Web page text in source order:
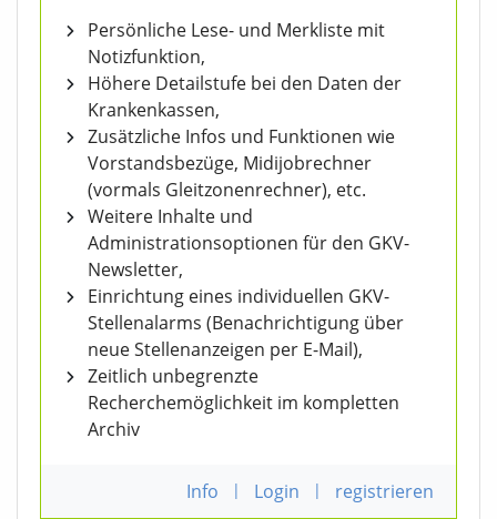
Persönliche Lese- und Merkliste mit
Notizfunktion,
Höhere Detailstufe bei den Daten der
Krankenkassen,
Zusätzliche Infos und Funktionen wie
Vorstandsbezüge, Midijobrechner
(vormals Gleitzonenrechner), etc.
Weitere Inhalte und
Administrationsoptionen für den GKV-
Newsletter,
Einrichtung eines individuellen GKV-
Stellenalarms (Benachrichtigung über
neue Stellenanzeigen per E-Mail),
Zeitlich unbegrenzte
Recherchemöglichkeit im kompletten
Archiv
Info | Login | registrieren